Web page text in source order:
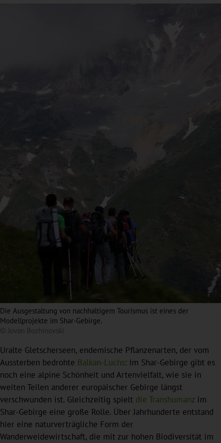
Die Ausgestaltung von nachhaltigem Tourismus ist eines der
Modellprojekte im Shar-Gebirge.
© Jovan Bozhinovski
Uralte Gletscherseen, endemische Pflanzenarten, der vom
Aussterben bedrohte Balkan-Luchs: Im Shar-Gebirge gibt es
noch eine alpine Schönheit und Artenvielfalt, wie sie in
weiten Teilen anderer europäischer Gebirge längst
verschwunden ist. Gleichzeitig spielt die Transhumanz im
Shar-Gebirge eine große Rolle. Über Jahrhunderte entstand
hier eine naturverträgliche Form der
Wanderweidewirtschaft, die mit zur hohen Biodiversität im